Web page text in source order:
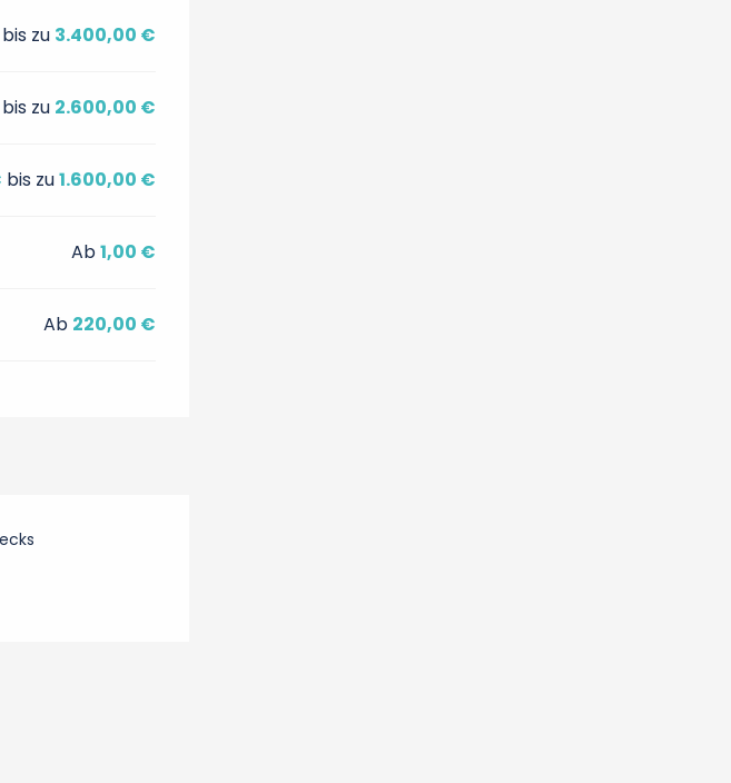
bis zu 3.400,00 €
bis zu 2.600,00 €
bis zu1.600,00 €
Ab1,00 €
Ab 220,00 €